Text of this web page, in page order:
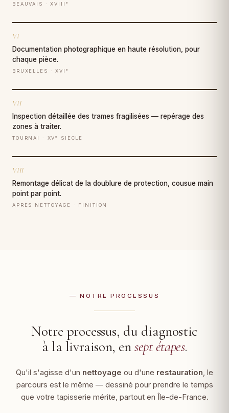
BEAUVAIS · XVIIIᵉ
VI
Documentation photographique en haute résolution, pour
chaque pièce.
BRUXELLES · XVIᵉ
VII
Inspection détaillée des trames fragilisées — repérage des
zones à traiter.
TOURNAI · XVᵉ SIÈCLE
VIII
Remontage délicat de la doublure de protection, cousue main
point par point.
APRÈS NETTOYAGE · FINITION
— NOTRE PROCESSUS
Notre processus, du diagnostic
à la livraison, ensept étapes.
Qu'il s'agisse d'un nettoyage ou d'une restauration , le
parcours est le même — dessiné pour prendre le temps
que votre tapisserie mérite, partout en Île-de-France.